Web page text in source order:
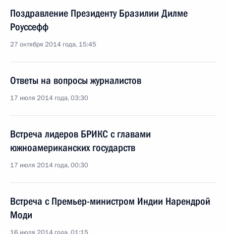
Поздравление Президенту Бразилии Дилме
Роуссефф
27 октября 2014 года, 15:45
Ответы на вопросы журналистов
17 июля 2014 года, 03:30
Встреча лидеров БРИКС с главами
южноамериканских государств
17 июля 2014 года, 00:30
Встреча с Премьер-министром Индии Нарендрой
Моди